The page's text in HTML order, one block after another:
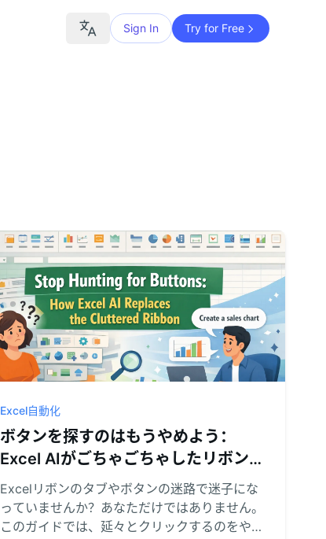
Sign In Try for Free
Excel自動化
ボタンを探すのはもうやめよう：
Excel AIがごちゃごちゃしたリボンを
置き換える方法
Excelリボンのタブやボタンの迷路で迷子にな
っていませんか？あなただけではありません。
このガイドでは、延々とクリックするのをやめ